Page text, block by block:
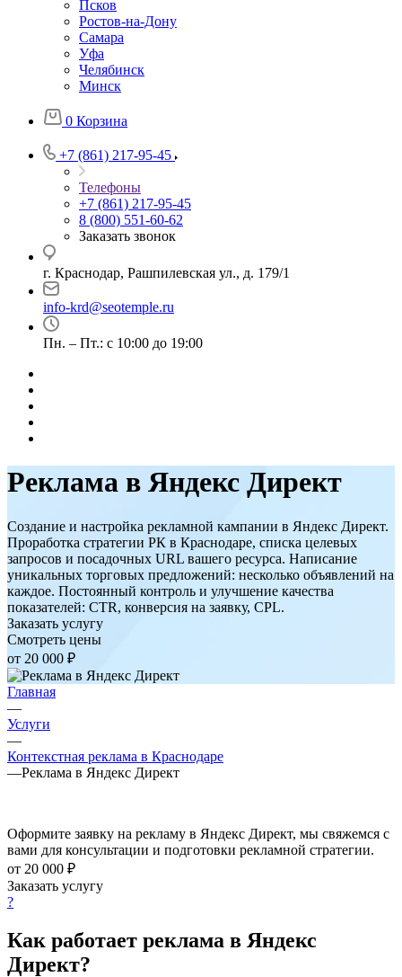
Псков
Ростов-на-Дону
Самара
Уфа
Челябинск
Минск
0 Корзина
+7 (861) 217-95-45
Телефоны
+7 (861) 217-95-45
8 (800) 551-60-62
Заказать звонок
г. Краснодар, Рашпилевская ул., д. 179/1
info-krd@seotemple.ru
Пн. – Пт.: с 10:00 до 19:00
Реклама в Яндекс Директ
Создание и настройка рекламной кампании в Яндекс Директ.
Проработка стратегии РК в Краснодаре, списка целевых
запросов и посадочных URL вашего ресурса. Написание
уникальных торговых предложений: несколько объявлений на
каждое. Постоянный контроль и улучшение качества
показателей: CTR, конверсия на заявку, CPL.
Заказать услугу
Смотреть цены
от 20 000 ₽
Главная
—
Услуги
—
Контекстная реклама в Краснодаре
—Реклама в Яндекс Директ
Оформите заявку на рекламу в Яндекс Директ, мы свяжемся с
вами для консультации и подготовки рекламной стратегии.
от 20 000 ₽
Заказать услугу
?
Как работает реклама в Яндекс
Директ?